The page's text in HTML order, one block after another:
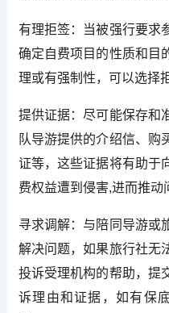
有理拒签：当被强行要求
确定自费项目的性质和目
理或有强制性，可以选择
提供证据：尽可能保存和
队导游提供的介绍信、购
证等，这些证据将有助于
费权益遭到侵害,进而推动
寻求调解：与陪同导游或
解决问题，如果旅行社无
投诉受理机构的帮助，提
诉理由和证据，如有保